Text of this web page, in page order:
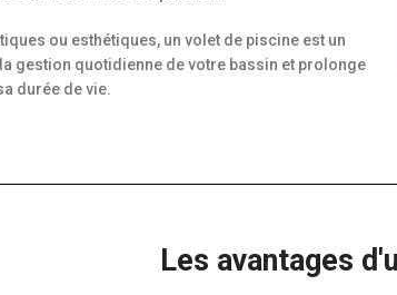
ou esthétiques, un volet de piscine est un
gestion quotidienne de votre bassin et prolonge
durée de vie.
Les avantages